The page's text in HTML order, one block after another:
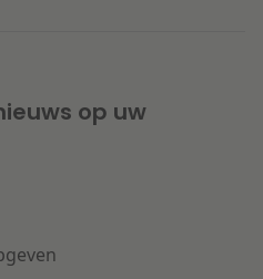
op uw